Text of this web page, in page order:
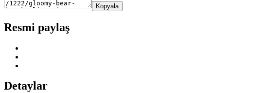
Kopyala
Resmi paylaş
Detaylar